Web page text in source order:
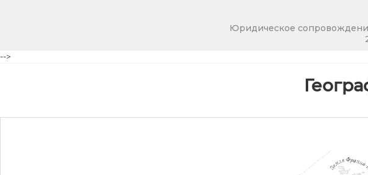
Юридическое
-->